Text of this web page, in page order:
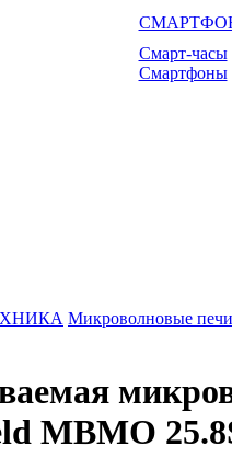
Смарт-часы
Смартфоны
Микроволновые
MBMO